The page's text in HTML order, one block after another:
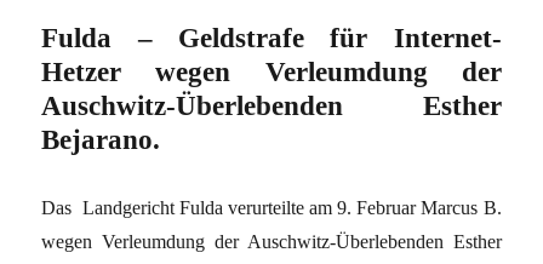
Fulda – Geldstrafe für Internet-
Hetzer wegen Verleumdung der
Auschwitz-Überlebenden Esther
Bejarano.
Das Landgericht Fulda verurteilte am 9. Februar Marcus B.
wegen Verleumdung der Auschwitz-Überlebenden Esther